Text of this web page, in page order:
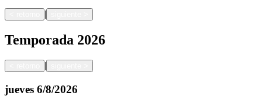
|
Temporada 2026
|
jueves 6/8/2026